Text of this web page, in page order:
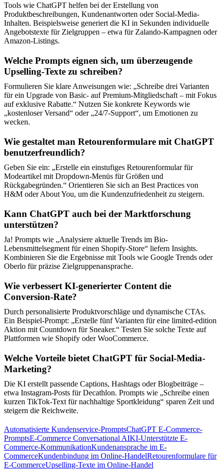
Tools wie ChatGPT helfen bei der Erstellung von
Produktbeschreibungen, Kundenantworten oder Social-Media-
Inhalten. Beispielsweise generiert die KI in Sekunden individuelle
Angebotstexte für Zielgruppen – etwa für Zalando-Kampagnen oder
Amazon-Listings.
Welche Prompts eignen sich, um überzeugende
Upselling-Texte zu schreiben?
Formulieren Sie klare Anweisungen wie: „Schreibe drei Varianten
für ein Upgrade von Basic- auf Premium-Mitgliedschaft – mit Fokus
auf exklusive Rabatte.“ Nutzen Sie konkrete Keywords wie
„kostenloser Versand“ oder „24/7-Support“, um Emotionen zu
wecken.
Wie gestaltet man Retourenformulare mit ChatGPT
benutzerfreundlich?
Geben Sie ein: „Erstelle ein einstufiges Retourenformular für
Modeartikel mit Dropdown-Menüs für Größen und
Rückgabegründen.“ Orientieren Sie sich an Best Practices von
H&M oder About You, um die Kundenzufriedenheit zu steigern.
Kann ChatGPT auch bei der Marktforschung
unterstützen?
Ja! Prompts wie „Analysiere aktuelle Trends im Bio-
Lebensmittelsegment für einen Shopify-Store“ liefern Insights.
Kombinieren Sie die Ergebnisse mit Tools wie Google Trends oder
Oberlo für präzise Zielgruppenansprache.
Wie verbessert KI-generierter Content die
Conversion-Rate?
Durch personalisierte Produktvorschläge und dynamische CTAs.
Ein Beispiel-Prompt: „Erstelle fünf Varianten für eine limited-edition
Aktion mit Countdown für Sneaker.“ Testen Sie solche Texte auf
Plattformen wie Shopify oder WooCommerce.
Welche Vorteile bietet ChatGPT für Social-Media-
Marketing?
Die KI erstellt passende Captions, Hashtags oder Blogbeiträge –
etwa Instagram-Posts für Decathlon. Prompts wie „Schreibe einen
kurzen TikTok-Text für nachhaltige Sportkleidung“ sparen Zeit und
steigern die Reichweite.
Automatisierte Kundenservice-PromptsChatGPT E-Commerce-
PromptsE-Commerce Conversational AIKI-Unterstützte E-
Commerce-KommunikationKundenansprache im E-
CommerceKundenbindung im Online-HandelRetourenformulare für
E-CommerceUpselling-Texte im Online-Handel